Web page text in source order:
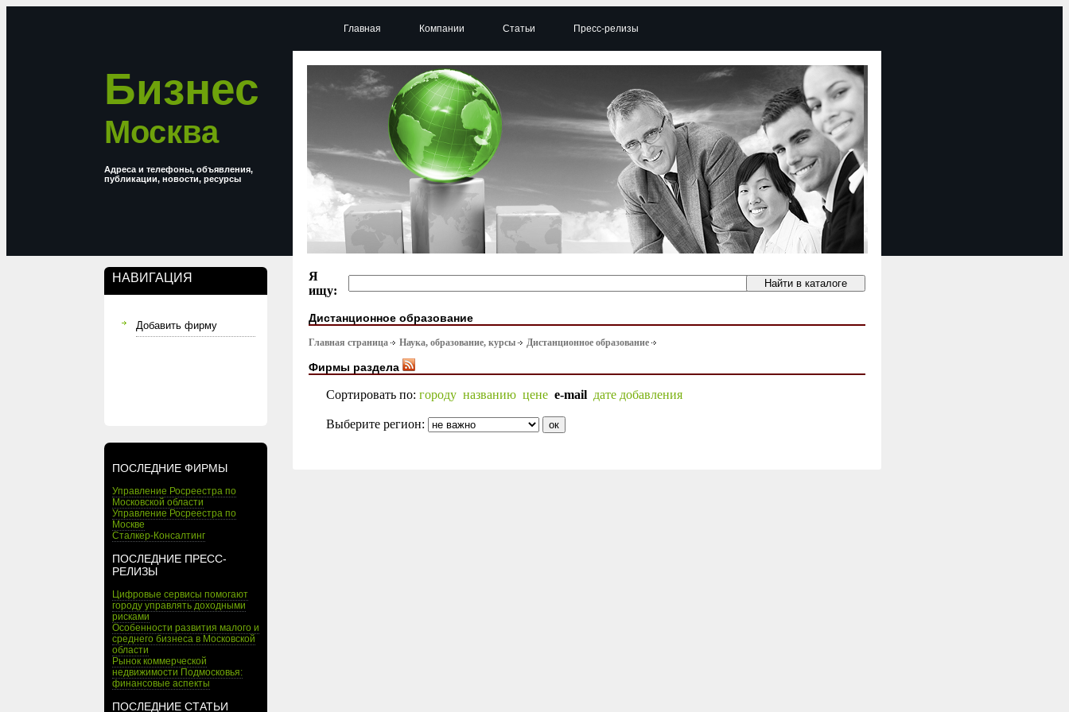
Бизнес
Москва
Адреса и телефоны, объявления,
публикации, новости, ресурсы
НАВИГАЦИЯ
Добавить фирму
ПОСЛЕДНИЕ ФИРМЫ
Управление Росреестра по
Московской области
Управление Росреестра по
Москве
Сталкер-Консалтинг
ПОСЛЕДНИЕ ПРЕСС-
РЕЛИЗЫ
Цифровые сервисы помогают
городу управлять доходными
рисками
Особенности развития малого и
среднего бизнеса в Московской
области
Рынок коммерческой
недвижимости Подмосковья:
финансовые аспекты
ПОСЛЕДНИЕ СТАТЬИ
Главная Компании Статьи Пресс-релизы
Я
ищу:
Дистанционное образование
Главная страница Наука, образование, курсы Дистанционное образование
Фирмы раздела
Сортировать по: городу названию цене e-mail дате добавления
Выберите регион: